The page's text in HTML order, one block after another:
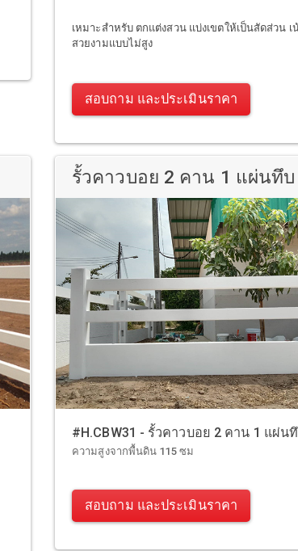
เหมาะสำหรับ ตกแต่งสวน แบ่งเขตให้เป็นสัดส่วน เ
สวยงามแบบไม่สูง
สอบถาม และประเมินราคา
รั้วคาวบอย 2 คาน 1 แผ่นทึบ
#H.CBW31 - รั้วคาวบอย 2 คาน 1 แผ่น
ความสูงจากพื้นดิน 115 ซม
สอบถาม และประเมินราคา